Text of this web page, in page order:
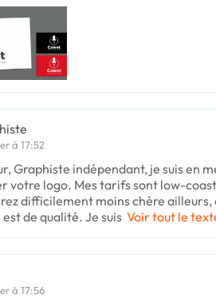
à 17:52
Graphiste indépendant, je suis en
votre logo. Mes tarifs sont low-
difficilement moins chère ailleurs,
de qualité. Je suis Voir tout le
à 17:56